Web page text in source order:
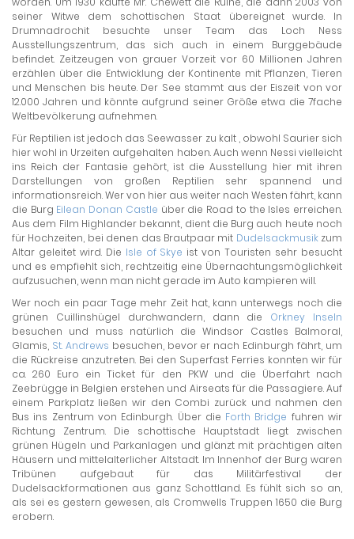
seiner Witwe dem schottischen Staat übereignet wurde. In
Drumnadrochit besuchte unser Team das Loch Ness
Ausstellungszentrum, das sich auch in einem Burggebäude
befindet. Zeitzeugen von grauer Vorzeit vor 60 Millionen Jahren
erzählen über die Entwicklung der Kontinente mit Pflanzen, Tieren
und Menschen bis heute. Der See stammt aus der Eiszeit von vor
12.000 Jahren und könnte aufgrund seiner Größe etwa die 7fache
Weltbevölkerung aufnehmen.
Für Reptilien ist jedoch das Seewasser zu kalt , obwohl Saurier sich
hier wohl in Urzeiten aufgehalten haben. Auch wenn Nessi vielleicht
ins Reich der Fantasie gehört, ist die Ausstellung hier mit ihren
Darstellungen von großen Reptilien sehr spannend und
informationsreich. Wer von hier aus weiter nach Westen fährt, kann
die Burg Eilean Donan Castle über die Road to the Isles erreichen.
Aus dem Film Highlander bekannt, dient die Burg auch heute noch
für Hochzeiten, bei denen das Brautpaar mit Dudelsackmusikzum
Altar geleitet wird. Die Isle of Skye ist von Touristen sehr besucht
und es empfiehlt sich, rechtzeitig eine Übernachtungsmöglichkeit
aufzusuchen, wenn man nicht gerade im Auto kampieren will.
Wer noch ein paar Tage mehr Zeit hat, kann unterwegs noch die
grünen Cuillinshügel durchwandern, dann die Orkney Inseln
besuchen und muss natürlich die Windsor Castles Balmoral,
Glamis, St. Andrews besuchen, bevor er nach Edinburgh fährt, um
die Rückreise anzutreten. Bei den Superfast Ferries konnten wir für
ca. 260 Euro ein Ticket für den PKW und die Überfahrt nach
Zeebrügge in Belgien erstehen und Airseats für die Passagiere. Auf
einem Parkplatz ließen wir den Combi zurück und nahmen den
Bus ins Zentrum von Edinburgh. Über die Forth Bridge fuhren wir
Richtung Zentrum. Die schottische Hauptstadt liegt zwischen
grünen Hügeln und Parkanlagen und glänzt mit prächtigen alten
Häusern und mittelalterlicher Altstadt. Im Innenhof der Burg waren
Tribünen aufgebaut für das Militärfestival der
Dudelsackformationen aus ganz Schottland. Es fühlt sich so an,
als sei es gestern gewesen, als Cromwells Truppen 1650 die Burg
erobern.